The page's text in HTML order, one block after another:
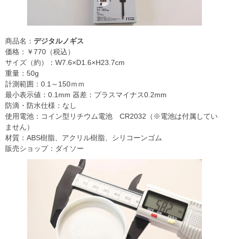
商品名： デジタルノギス
価格：￥770（税込）
サイズ（約）：W7.6×D1.6×H23.7cm
重量：50g
計測範囲：0.1～150ｍｍ
最小表示値：0.1mm 器差：プラスマイナス0.2mm
防滴・防水仕様：なし
使用電池：コイン型リチウム電池 CR2032（※電池は付属してい
ません）
材質：ABS樹脂、アクリル樹脂、シリコーンゴム
販売ショップ：ダイソー